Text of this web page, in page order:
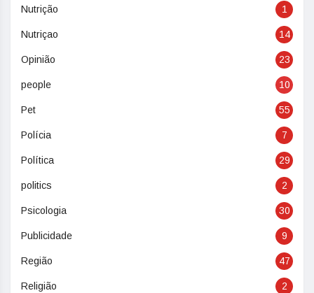
Nutrição 1
Nutriçao 14
Opinião 23
people 10
Pet 55
Polícia 7
Política 29
politics 2
Psicologia 30
Publicidade 9
Região 47
Religião 2